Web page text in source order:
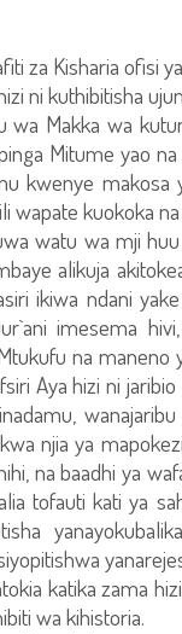
za Kisharia ofisi
ni kuthibitisha
wa Makka wa
Mitume yao
kwenye
wapate kuokoka
watu wa mji
alikuja
ikiwa ndani
imesema
na maneno
Aya hizi ni
njia ya
na baadhi ya
tofauti kati ya
katika zama
wa kihistoria.